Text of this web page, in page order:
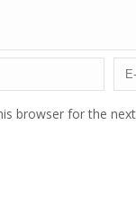
browser for the